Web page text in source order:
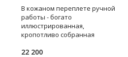
В кожаном переплете ручной
работы - богато
иллюстрированная,
кропотливо собранная
народа в двадцатом столетии.
22 200